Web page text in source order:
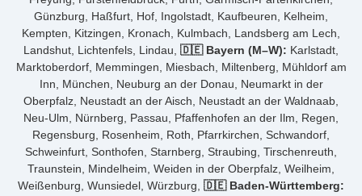
Günzburg, Haßfurt, Hof, Ingolstadt, Kaufbeuren, Kelheim,
Kempten, Kitzingen, Kronach, Kulmbach, Landsberg am Lech,
Landshut, Lichtenfels, Lindau, 🇩🇪 Bayern (M–W): Karlstadt,
Marktoberdorf, Memmingen, Miesbach, Miltenberg, Mühldorf am
Inn, München, Neuburg an der Donau, Neumarkt in der
Oberpfalz, Neustadt an der Aisch, Neustadt an der Waldnaab,
Neu-Ulm, Nürnberg, Passau, Pfaffenhofen an der Ilm, Regen,
Regensburg, Rosenheim, Roth, Pfarrkirchen, Schwandorf,
Schweinfurt, Sonthofen, Starnberg, Straubing, Tirschenreuth,
Traunstein, Mindelheim, Weiden in der Oberpfalz, Weilheim,
Weißenburg, Wunsiedel, Würzburg, 🇩🇪 Baden-Württemberg: